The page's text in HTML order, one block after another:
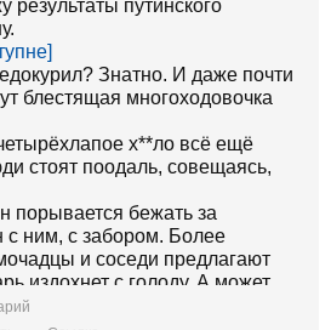
результаты путинского
Знатно. И даже почти
блестящая многоходовочка
х**ло всё ещё
стоят поодаль, совещаясь,
порывается бежать за
с ним, с забором. Более
и соседи предлагают
издохнет с голоду. А может
ютубу на потеху.